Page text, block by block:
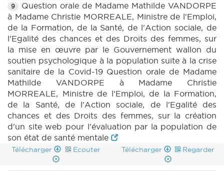
9
Question orale de Madame Mathilde VANDORPE
à Madame Christie MORREALE, Ministre de l'Emploi,
de la Formation, de la Santé, de l'Action sociale, de
l'Egalité des chances et des Droits des femmes, sur
la mise en œuvre par le Gouvernement wallon du
soutien psychologique à la population suite à la crise
sanitaire de la Covid-19 Question orale de Madame
Mathilde VANDORPE à Madame Christie
MORREALE, Ministre de l'Emploi, de la Formation,
de la Santé, de l'Action sociale, de l'Egalité des
chances et des Droits des femmes, sur la création
d'un site web pour l'évaluation par la population de
son état de santé mentale
Télécharger Ecouter Télécharger Regarder